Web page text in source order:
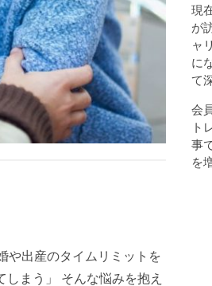
や出産のタイムリミットを
まう」 そんな悩みを抱え
現
が
ャ
に
て
会
ト
事
を